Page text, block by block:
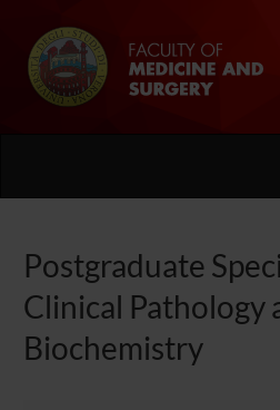
Postgraduate
Clinical Pathology
Biochemistry